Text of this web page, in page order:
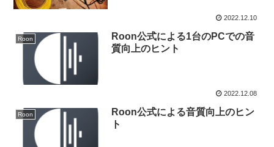
2022.12.10
Roon
Roon公式による1台のPCでの音
質向上のヒント
2022.12.08
Roon
Roon公式による音質向上のヒン
ト